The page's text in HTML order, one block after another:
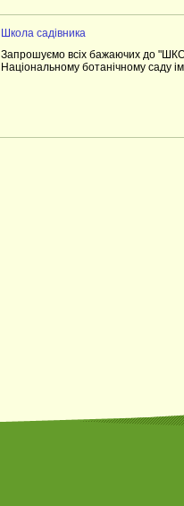
Школа садівника
Запрошуємо всіх бажаючих до
Національному ботанічному саду